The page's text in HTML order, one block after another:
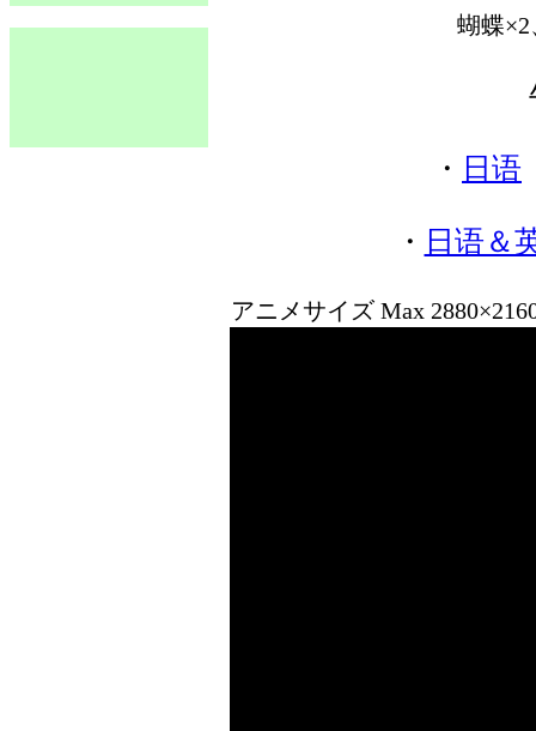
蝴蝶×2
・ 日语
・ 日语＆
アニメサイズ Max